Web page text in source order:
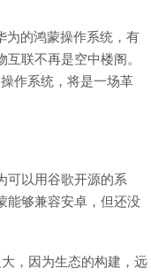
为的鸿蒙操作系统，有
联不再是空中楼阁。
作系统，将是一场革
可以用谷歌开源的系
能够兼容安卓，但还没
，因为生态的构建，远